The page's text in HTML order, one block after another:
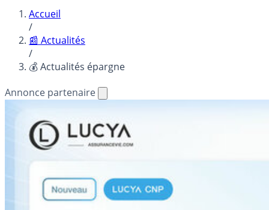
Accueil
/
📰 Actualités
/
💰 Actualités épargne
Annonce partenaire